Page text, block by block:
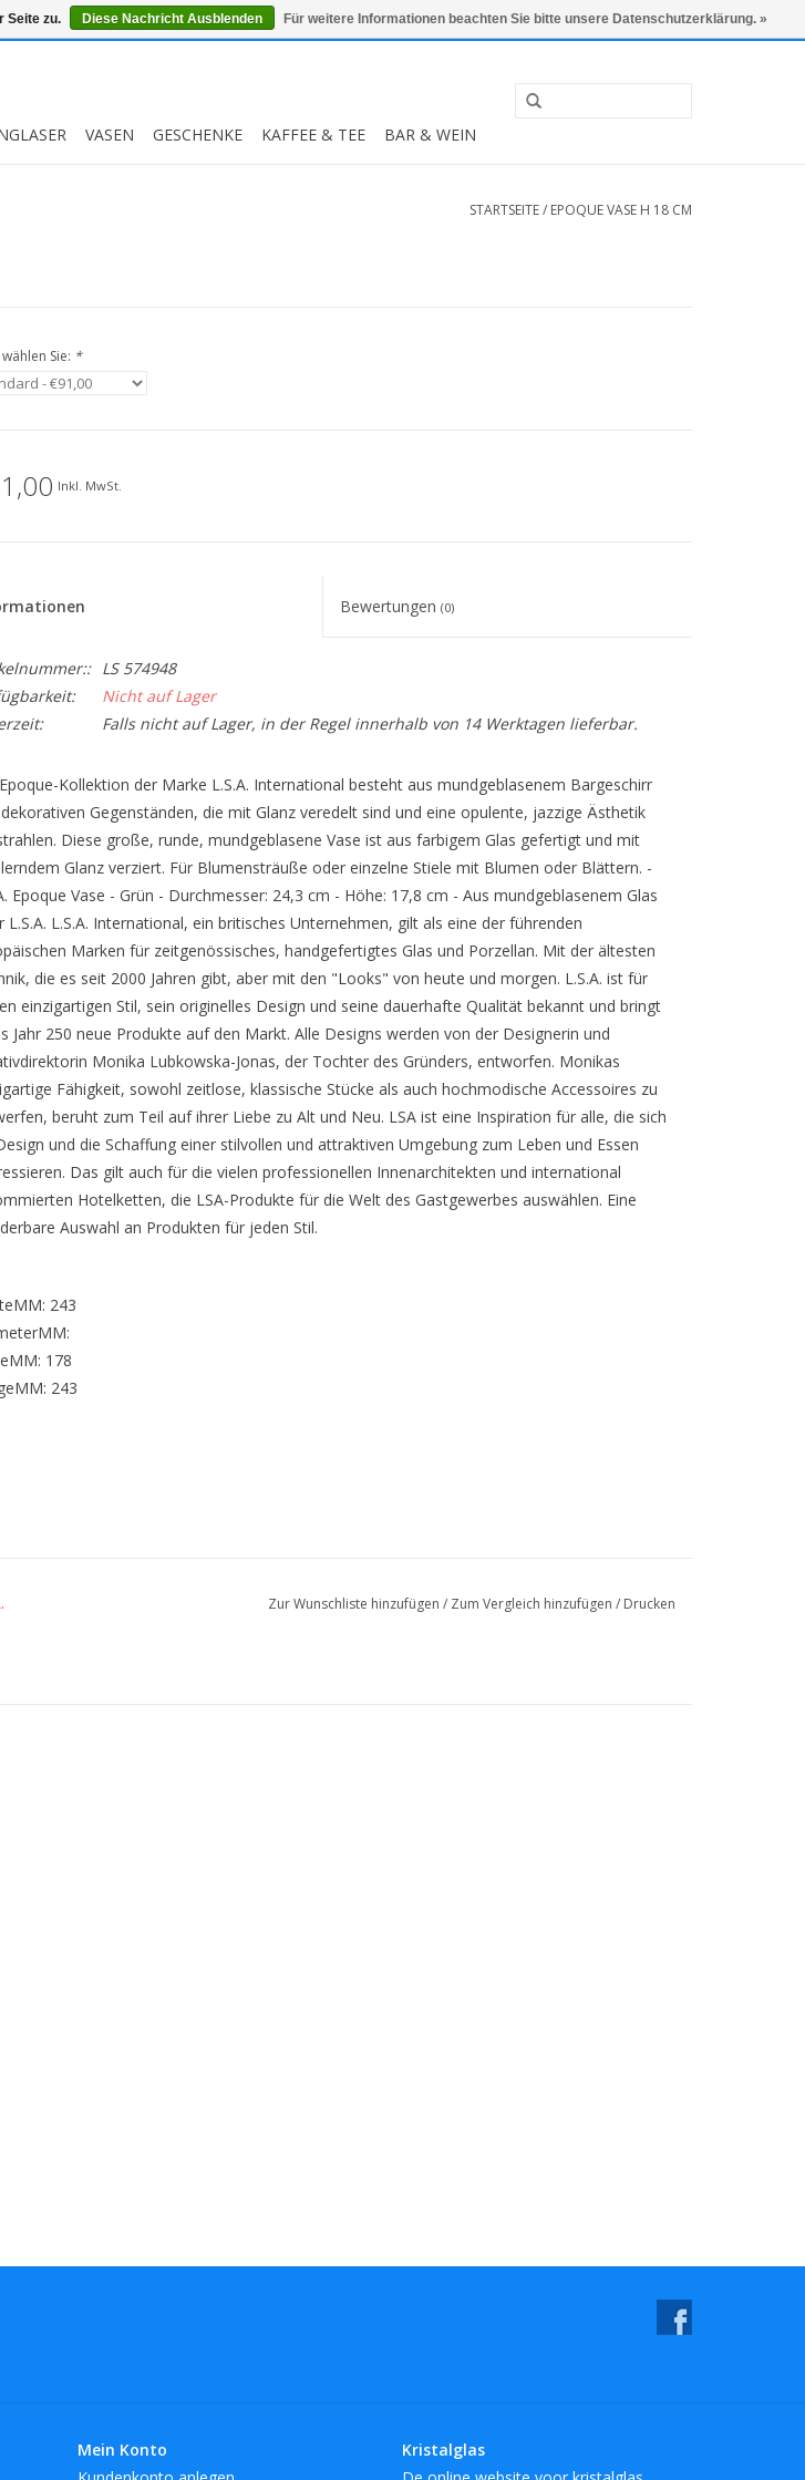
0 Artikel - €0,00 Mein Konto / Kundenkonto anlegen
VASEN GESCHENKE KAFFEE & TEE BAR & WEIN
STARTSEITE/ EPOQUE VASE H 18 CM
Sie: *
Inkl. MwSt.
Bewertungen(0)
LS 574948
Nicht auf Lager
Falls nicht auf Lager, in der Regel innerhalb von 14 Werktagen lieferbar.
Kollektion der Marke L.S.A. International besteht aus mundgeblasenem Bargeschirr
Gegenständen, die mit Glanz veredelt sind und eine opulente, jazzige Ästhetik
Diese große, runde, mundgeblasene Vase ist aus farbigem Glas gefertigt und mit
Glanz verziert. Für Blumensträuße oder einzelne Stiele mit Blumen oder Blättern. -
Epoque Vase - Grün - Durchmesser: 24,3 cm - Höhe: 17,8 cm - Aus mundgeblasenem Glas
L.S.A. L.S.A. International, ein britisches Unternehmen, gilt als eine der führenden
Marken für zeitgenössisches, handgefertigtes Glas und Porzellan. Mit der ältesten
die es seit 2000 Jahren gibt, aber mit den "Looks" von heute und morgen. L.S.A. ist für
einzigartigen Stil, sein originelles Design und seine dauerhafte Qualität bekannt und bringt
Jahr 250 neue Produkte auf den Markt. Alle Designs werden von der Designerin und
Monika Lubkowska-Jonas, der Tochter des Gründers, entworfen. Monikas
Fähigkeit, sowohl zeitlose, klassische Stücke als auch hochmodische Accessoires zu
beruht zum Teil auf ihrer Liebe zu Alt und Neu. LSA ist eine Inspiration für alle, die sich
und die Schaffung einer stilvollen und attraktiven Umgebung zum Leben und Essen
Das gilt auch für die vielen professionellen Innenarchitekten und international
Hotelketten, die LSA-Produkte für die Welt des Gastgewerbes auswählen. Eine
Auswahl an Produkten für jeden Stil.
243
178
243
Zur Wunschliste hinzufügen / Zum Vergleich hinzufügen / Drucken
Mein Konto
Kristalglas
Seite zu. Diese Nachricht Ausblenden Für weitere Informationen beachten Sie bitte unsere Datenschutzerklärung. »